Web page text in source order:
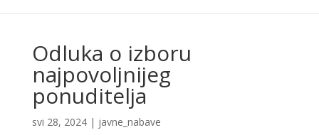
Odluka o izboru
najpovoljnijeg
ponuditelja
svi 28, 2024| javne_nabave